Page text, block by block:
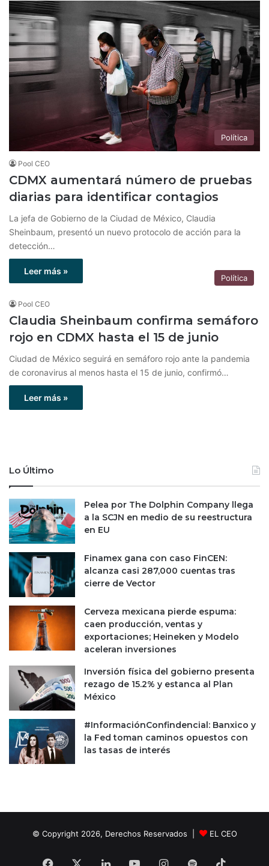
Política
Pool CEO
CDMX aumentará número de pruebas
diarias para identificar contagios
La jefa de Gobierno de la Ciudad de México, Claudia
Sheinbaum, presentó un nuevo protocolo de acción para la
detección…
Leer más »
Política
Pool CEO
Claudia Sheinbaum confirma semáforo
rojo en CDMX hasta el 15 de junio
Ciudad de México seguirá en semáforo rojo ante la pandemia
de coronavirus al menos hasta el 15 de junio, confirmó…
Leer más »
Lo Último
Pelea por The Dolphin Company llega
a la SCJN en medio de su reestructura
en EU
Finamex gana con caso FinCEN:
alcanza casi 287,000 cuentas tras
cierre de Vector
Cerveza mexicana pierde espuma:
caen producción, ventas y
exportaciones; Heineken y Modelo
aceleran inversiones
Inversión física del gobierno presenta
rezago de 15.2% y estanca al Plan
México
#InformaciónConfindencial: Banxico y
la Fed toman caminos opuestos con
las tasas de interés
© Copyright 2026, Derechos Reservados | EL CEO
Facebook LinkedInYouTubeInstagram
Spotify